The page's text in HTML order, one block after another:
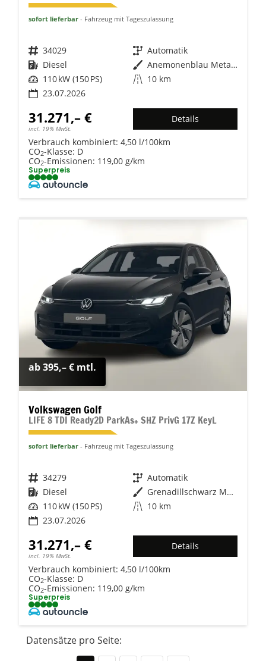
sofort lieferbar Fahrzeug mit Tageszulassung
Fahrzeugnr. 34029 Getriebe Automatik
Kraftstoff Diesel Außenfarbe
Anemonenblau Metallic
Leistung 110 kW (150 PS) Kilometerstand 10 km
23.07.2026
31.271,– €
incl. 19% MwSt.
Details
Verbrauch kombiniert: 4,50 l/100km
CO2-Klasse: D
CO2-Emissionen: 119,00 g/km
Superpreis
ab 395,– € mtl.
Volkswagen Golf
LIFE 8 TDI Ready2D ParkAs+ SHZ PrivG 17Z KeyL
sofort lieferbar Fahrzeug mit Tageszulassung
Fahrzeugnr. 34279 Getriebe Automatik
Kraftstoff Diesel Außenfarbe
Grenadillschwarz Metallic
Leistung 110 kW (150 PS) Kilometerstand 10 km
23.07.2026
31.271,– €
incl. 19% MwSt.
Details
Verbrauch kombiniert: 4,50 l/100km
CO2-Klasse: D
CO2-Emissionen: 119,00 g/km
Superpreis
Datensätze pro Seite: